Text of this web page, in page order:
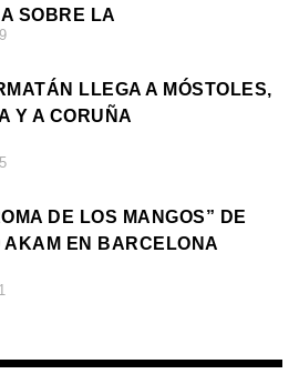
SOBRE LA
LLEGA A MÓSTOLES,
Y A CORUÑA
DE LOS MANGOS” DE
AKAM EN BARCELONA